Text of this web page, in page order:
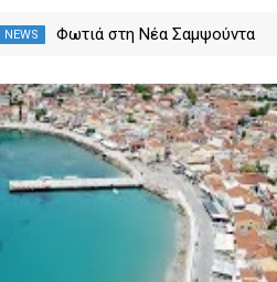
NEWS
Φωτιά στη Νέα Σαμψούντα
δυνάμεις